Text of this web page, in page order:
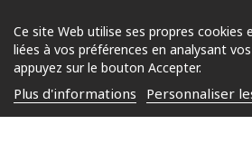
© 2025 Tous droits réservés
Ce site Web utilise ses propres
liées à vos préférences en analysant
appuyez sur le bouton Accepter.
Plus d'informations Personnaliser